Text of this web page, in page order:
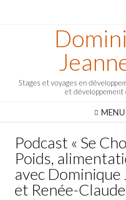
Stages et voyages en
et développement
MENU
Podcast « Se
Poids,
avec
et Renée-